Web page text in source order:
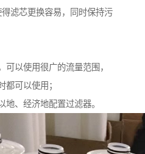
滤芯更换容易，同时保持污
可以使用很广的流量范围，
都可以使用；
地、经济地配置过滤器。